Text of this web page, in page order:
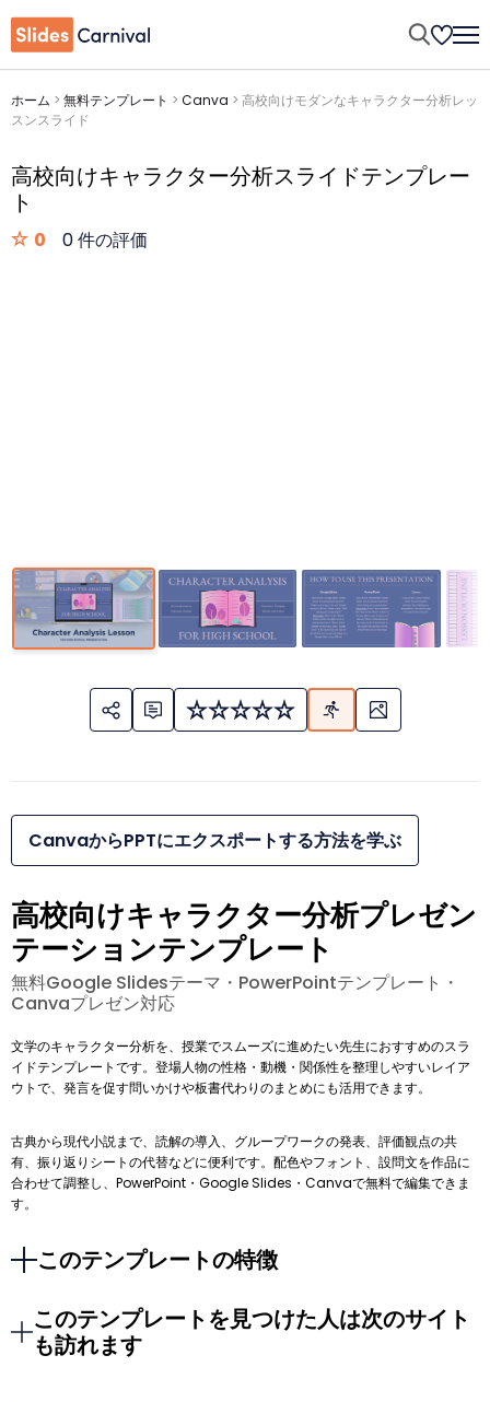
ホーム > 無料テンプレート > Canva > 高校向けモダンなキャラクター分析レッ
スンスライド
高校向けキャラクター分析スライドテンプレー
ト
0 0 件の評価
CanvaからPPTにエクスポートする方法を学ぶ
高校向けキャラクター分析プレゼン
テーションテンプレート
無料Google Slidesテーマ・PowerPointテンプレート・
Canvaプレゼン対応
文学のキャラクター分析を、授業でスムーズに進めたい先生におすすめのスラ
イドテンプレートです。登場人物の性格・動機・関係性を整理しやすいレイア
ウトで、発言を促す問いかけや板書代わりのまとめにも活用できます。
古典から現代小説まで、読解の導入、グループワークの発表、評価観点の共
有、振り返りシートの代替などに便利です。配色やフォント、設問文を作品に
合わせて調整し、PowerPoint・Google Slides・Canvaで無料で編集できま
す。
このテンプレートの特徴
このテンプレートを見つけた人は次のサイト
も訪れます